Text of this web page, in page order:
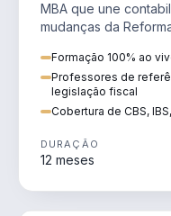
MBA que une
mudanças da
Formação 100% ao
Professores de
legislação fiscal
Cobertura de CBS,
DURAÇÃO
12 meses